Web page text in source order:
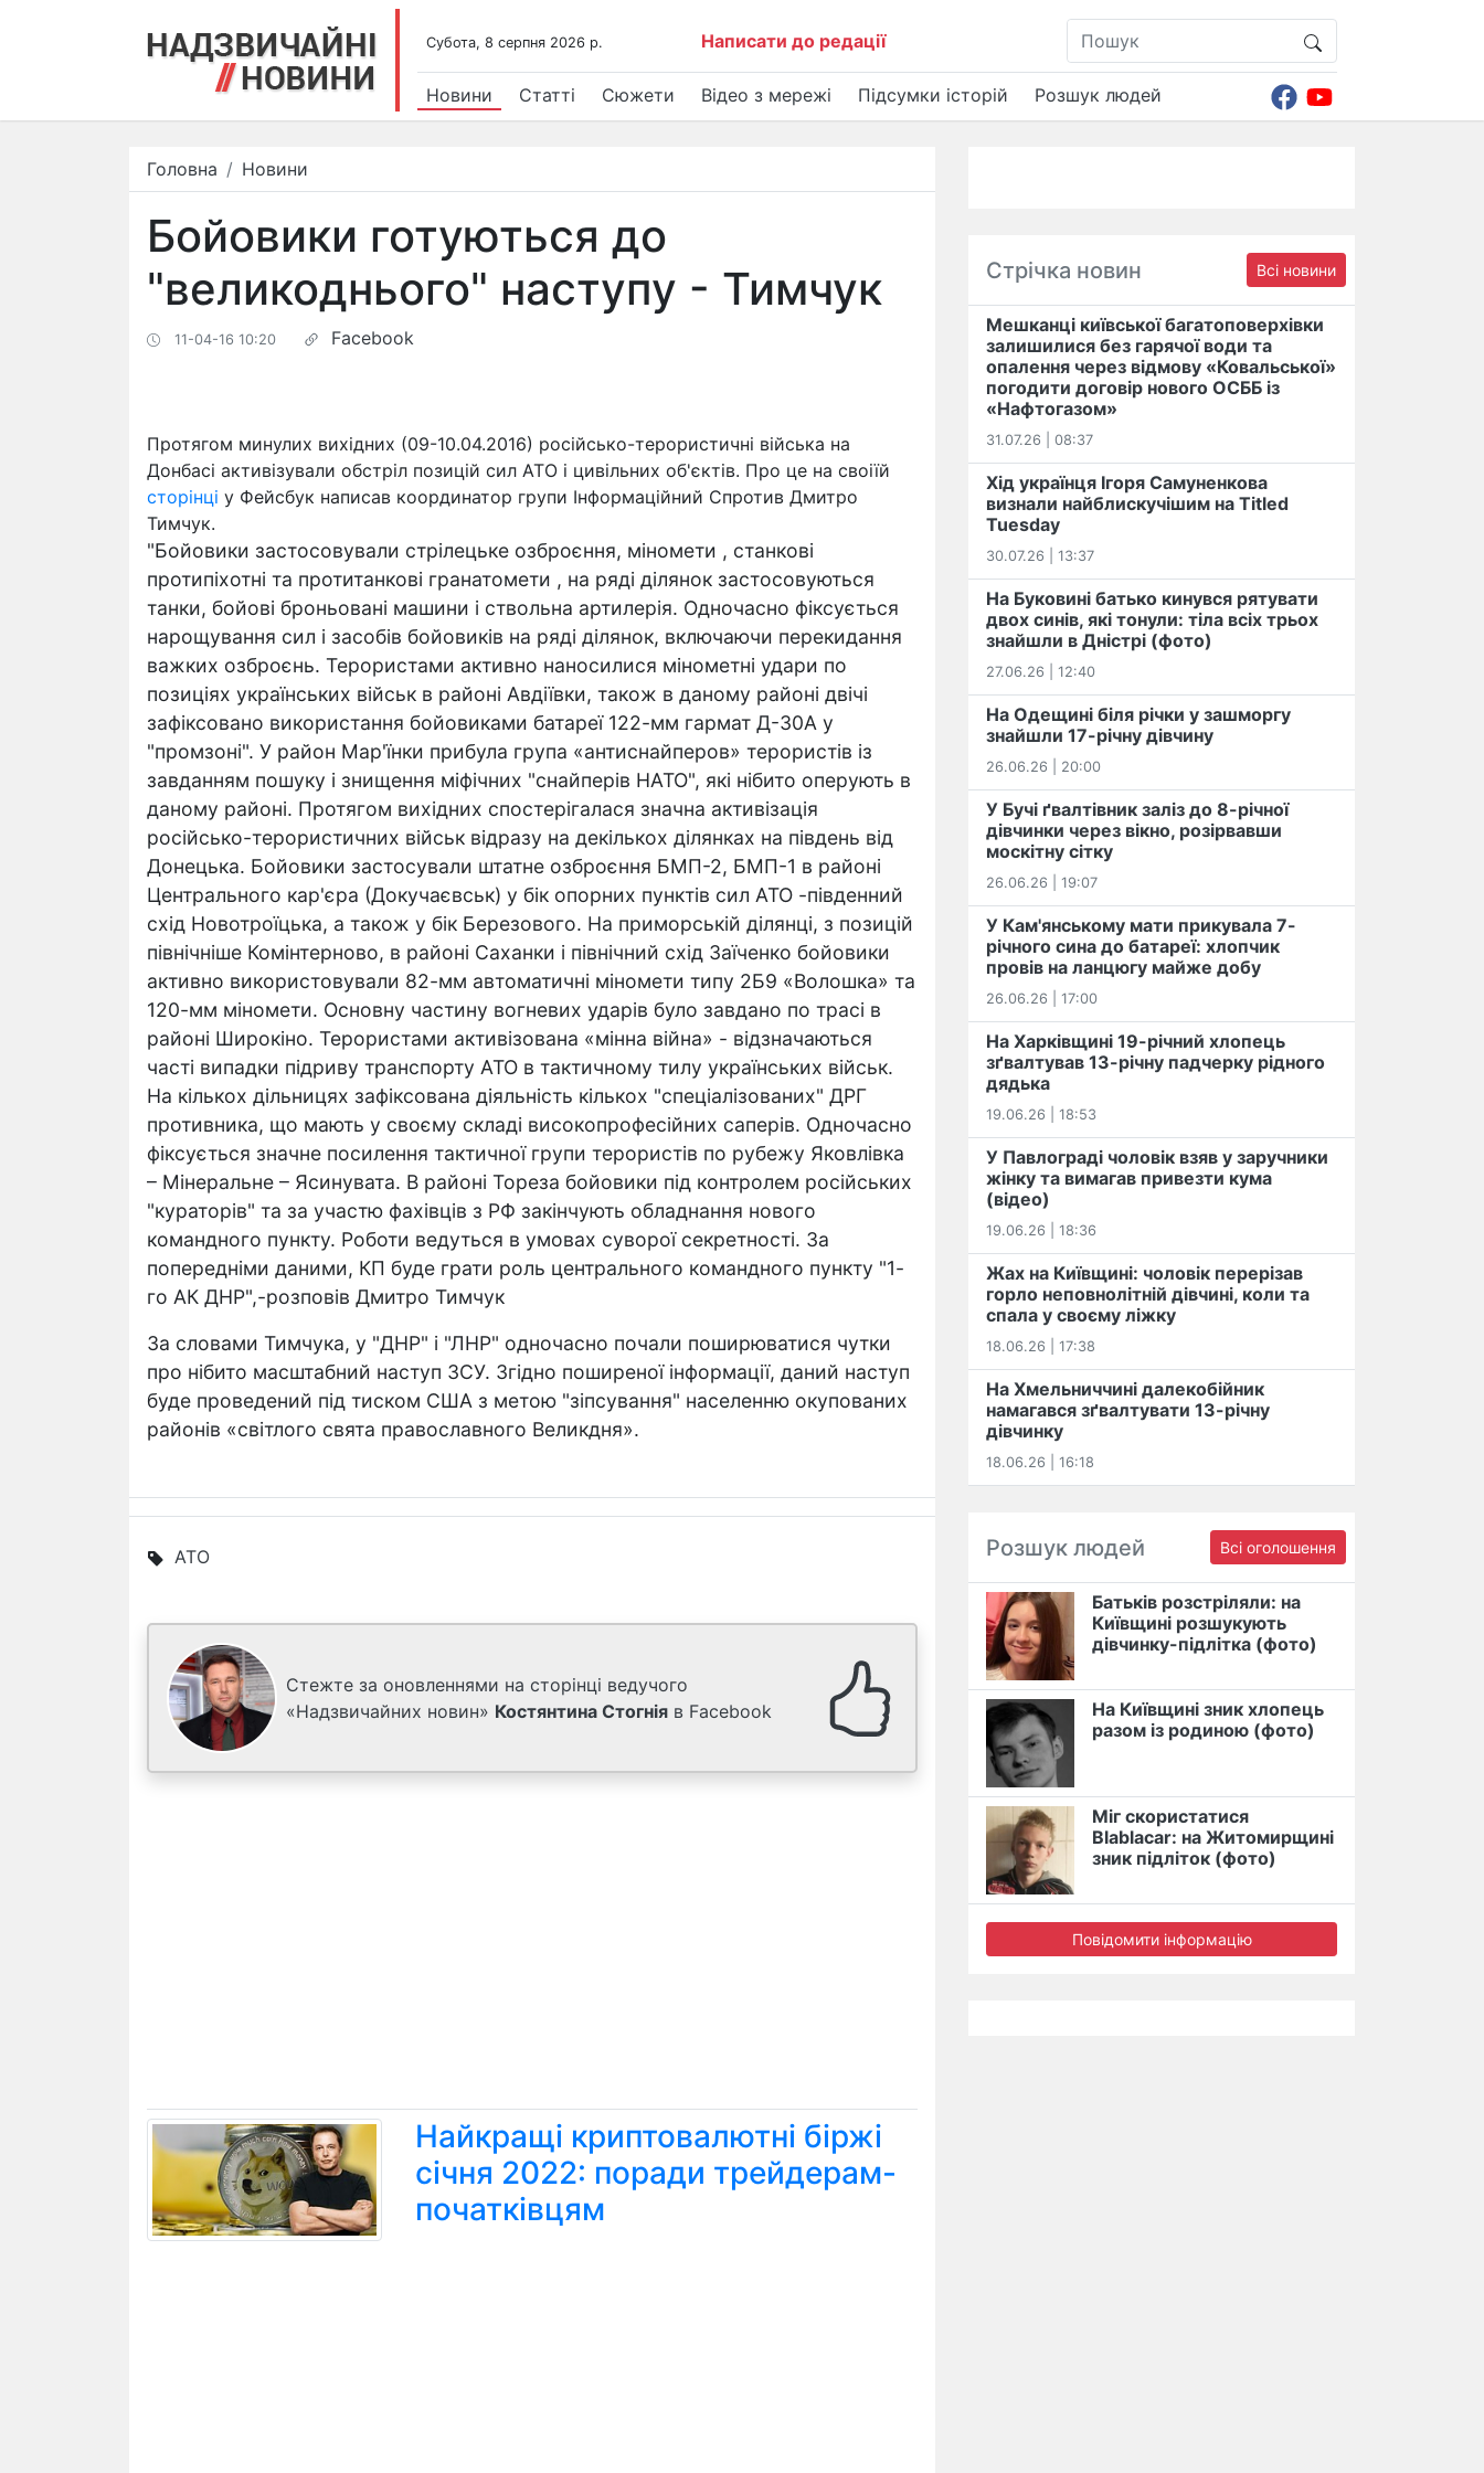
Субота, 8 серпня 2026 р. Написати до редації
Новини Статті Сюжети Відео з мережі Підсумки історій Розшук людей
Головна Новини
Бойовики готуються до
"великоднього" наступу - Тимчук
11-04-16 10:20 Facebook
Протягом минулих вихідних (09-10.04.2016) російсько-терористичні війська на
Донбасі активізували обстріл позицій сил АТО і цивільних об'єктів. Про це на своіїй
сторінці у Фейсбук написав координатор групи Інформаційний Спротив Дмитро
Тимчук.
"Бойовики застосовували стрілецьке озброєння, міномети , станкові
протипіхотні та протитанкові гранатомети , на ряді ділянок застосовуються
танки, бойові броньовані машини і ствольна артилерія. Одночасно фіксується
нарощування сил і засобів бойовиків на ряді ділянок, включаючи перекидання
важких озброєнь. Терористами активно наносилися мінометні удари по
позиціях українських військ в районі Авдіївки, також в даному районі двічі
зафіксовано використання бойовиками батареї 122-мм гармат Д-30А у
"промзоні". У район Мар'їнки прибула група «антиснайперов» терористів із
завданням пошуку і знищення міфічних "снайперів НАТО", які нібито оперують в
даному районі. Протягом вихідних спостерігалася значна активізація
російсько-терористичних військ відразу на декількох ділянках на південь від
Донецька. Бойовики застосували штатне озброєння БМП-2, БМП-1 в районі
Центрального кар'єра (Докучаєвськ) у бік опорних пунктів сил АТО -південний
схід Новотроїцька, а також у бік Березового. На приморській ділянці, з позицій
північніше Комінтерново, в районі Саханки і північний схід Заїченко бойовики
активно використовували 82-мм автоматичні міномети типу 2Б9 «Волошка» та
120-мм міномети. Основну частину вогневих ударів було завдано по трасі в
районі Широкіно. Терористами активізована «мінна війна» - відзначаються
часті випадки підриву транспорту АТО в тактичному тилу українських військ.
На кількох дільницях зафіксована діяльність кількох "спеціалізованих" ДРГ
противника, що мають у своєму складі високопрофесійних саперів. Одночасно
фіксується значне посилення тактичної групи терористів по рубежу Яковлівка
– Мінеральне – Ясинувата. В районі Тореза бойовики під контролем російських
"кураторів" та за участю фахівців з РФ закінчують обладнання нового
командного пункту. Роботи ведуться в умовах суворої секретності. За
попередніми даними, КП буде грати роль центрального командного пункту "1-
го АК ДНР",-розповів Дмитро Тимчук
За словами Тимчука, у "ДНР" і "ЛНР" одночасно почали поширюватися чутки
про нібито масштабний наступ ЗСУ. Згідно поширеної інформації, даний наступ
буде проведений під тиском США з метою "зіпсування" населенню окупованих
районів «світлого свята православного Великдня».
АТО
Стежте за оновленнями на сторінці ведучого
«Надзвичайних новин» Костянтина Стогнія в Facebook
Найкращі криптовалютні біржі
січня 2022: поради трейдерам-
початківцям
Стрічка новин Всі новини
Мешканці київської багатоповерхівки
залишилися без гарячої води та
опалення через відмову «Ковальської»
погодити договір нового ОСББ із
«Нафтогазом»
31.07.26 | 08:37
Хід українця Ігоря Самуненкова
визнали найблискучішим на Titled
Tuesday
30.07.26 | 13:37
На Буковині батько кинувся рятувати
двох синів, які тонули: тіла всіх трьох
знайшли в Дністрі (фото)
27.06.26 | 12:40
На Одещині біля річки у зашморгу
знайшли 17-річну дівчину
26.06.26 | 20:00
У Бучі ґвалтівник заліз до 8-річної
дівчинки через вікно, розірвавши
москітну сітку
26.06.26 | 19:07
У Кам'янському мати прикувала 7-
річного сина до батареї: хлопчик
провів на ланцюгу майже добу
26.06.26 | 17:00
На Харківщині 19-річний хлопець​
️зґвалтував 13-річну падчерку рідного
дядька
19.06.26 | 18:53
У Павлограді чоловік взяв у заручники
жінку та вимагав привезти кума
(відео)
19.06.26 | 18:36
Жах на Київщині: чоловік перерізав
горло неповнолітній дівчині, коли та
спала у своєму ліжку
18.06.26 | 17:38
На Хмельниччині далекобійник
намагався зґвалтувати 13-річну
дівчинку
18.06.26 | 16:18
Розшук людей Всі оголошення
Батьків розстріляли: на
Київщині розшукують
дівчинку-підлітка (фото)
На Київщині зник хлопець
разом із родиною (фото)
Міг скористатися
Blablacar: на Житомирщині
зник підліток (фото)
Повідомити інформацію